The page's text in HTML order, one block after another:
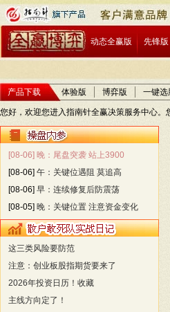
动态全赢版 先锋版
产品下载 体验版 博弈版 一键选
您好，欢迎您进入指南针全赢决策服务中心。
[08-06] 晚：尾盘突袭 站上3900
[08-06] 午：关键位遇阻 莫追高
[08-06] 早：连续修复后防震荡
[08-05] 晚：关键位置 注意资金变化
这三类风险要防范
注意：创业板股指期货要来了
2026年投资日历！收藏
主线方向定了！